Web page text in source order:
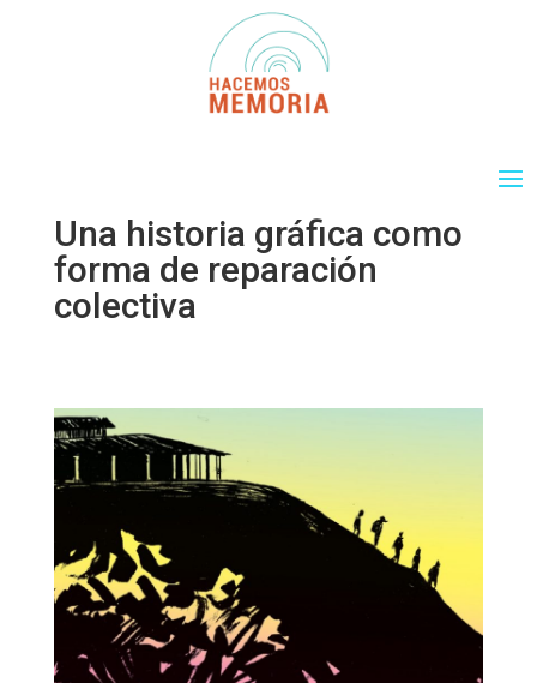
Una historia gráfica como
forma de reparación
colectiva